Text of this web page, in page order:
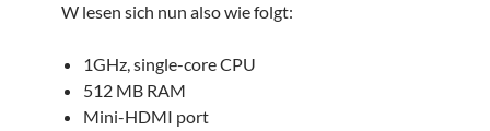
W lesen sich nun also wie folgt:
1GHz, single-core CPU
512 MB RAM
Mini-HDMI port